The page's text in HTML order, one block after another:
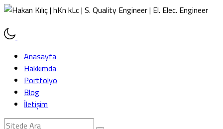
Anasayfa
Hakkımda
Portfolyo
Blog
İletişim